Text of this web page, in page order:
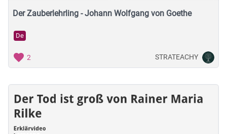
Der Zauberlehrling - Johann Wolfgang von Goethe
De
2 STRATEACHY